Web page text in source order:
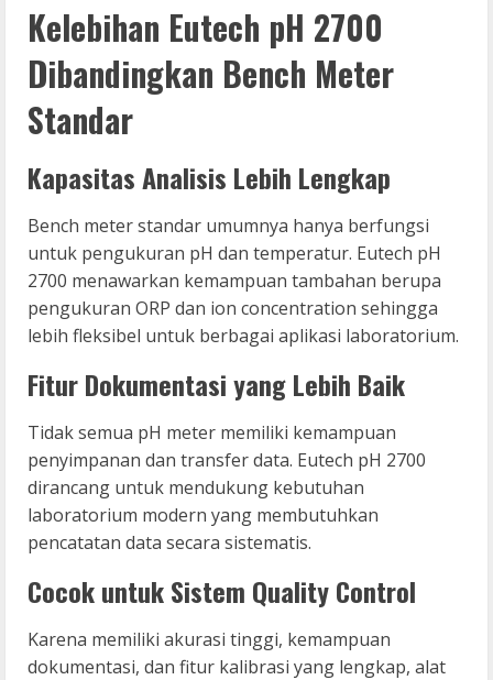
Kelebihan Eutech pH 2700
Dibandingkan Bench Meter
Standar
Kapasitas Analisis Lebih Lengkap
Bench meter standar umumnya hanya berfungsi
untuk pengukuran pH dan temperatur. Eutech pH
2700 menawarkan kemampuan tambahan berupa
pengukuran ORP dan ion concentration sehingga
lebih fleksibel untuk berbagai aplikasi laboratorium.
Fitur Dokumentasi yang Lebih Baik
Tidak semua pH meter memiliki kemampuan
penyimpanan dan transfer data. Eutech pH 2700
dirancang untuk mendukung kebutuhan
laboratorium modern yang membutuhkan
pencatatan data secara sistematis.
Cocok untuk Sistem Quality Control
Karena memiliki akurasi tinggi, kemampuan
dokumentasi, dan fitur kalibrasi yang lengkap, alat